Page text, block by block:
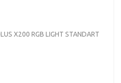
X200 RGB LIGHT STANDART